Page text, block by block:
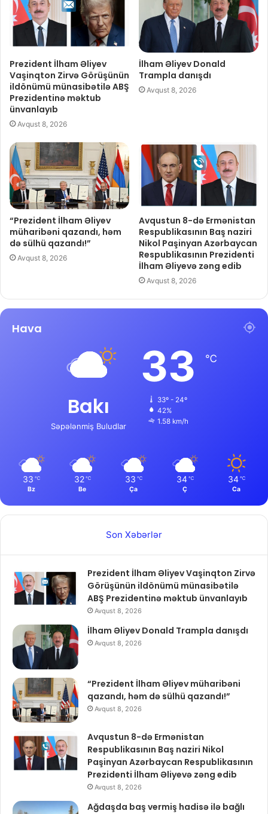
Prezident İlham Əliyev
Vaşinqton Zirvə Görüşünün
ildönümü münasibətilə ABŞ
Prezidentinə məktub
ünvanlayıb
Avqust 8, 2026
İlham Əliyev Donald
Trampla danışdı
Avqust 8, 2026
“Prezident İlham Əliyev
müharibəni qazandı, həm
də sülhü qazandı!”
Avqust 8, 2026
Avqustun 8-də Ermənistan
Respublikasının Baş naziri
Nikol Paşinyan Azərbaycan
Respublikasının Prezidenti
İlham Əliyevə zəng edib
Avqust 8, 2026
Hava
Bakı
Səpələnmiş Buludlar
33 ℃
33º - 24º
42%
1.58 km/h
33 ℃
Bz
32 ℃
Be
33 ℃
Ça
34 ℃
Ç
34 ℃
Ca
Son Xəbərlər
Prezident İlham Əliyev Vaşinqton Zirvə
Görüşünün ildönümü münasibətilə
ABŞ Prezidentinə məktub ünvanlayıb
Avqust 8, 2026
İlham Əliyev Donald Trampla danışdı
Avqust 8, 2026
“Prezident İlham Əliyev müharibəni
qazandı, həm də sülhü qazandı!”
Avqust 8, 2026
Avqustun 8-də Ermənistan
Respublikasının Baş naziri Nikol
Paşinyan Azərbaycan Respublikasının
Prezidenti İlham Əliyevə zəng edib
Avqust 8, 2026
Ağdaşda baş vermiş hadisə ilə bağlı